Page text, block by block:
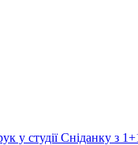
у студії Сніданку з